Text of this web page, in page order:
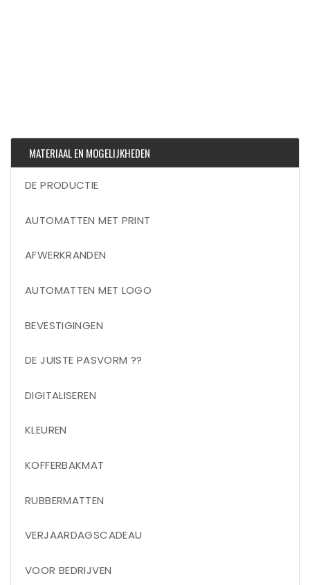
MATERIAAL EN MOGELIJKHEDEN
DE PRODUCTIE
AUTOMATTEN MET PRINT
AFWERKRANDEN
AUTOMATTEN MET LOGO
BEVESTIGINGEN
DE JUISTE PASVORM ??
DIGITALISEREN
KLEUREN
KOFFERBAKMAT
RUBBERMATTEN
VERJAARDAGSCADEAU
VOOR BEDRIJVEN